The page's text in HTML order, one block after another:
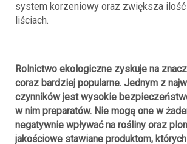
system korzeniowy oraz zwiększa
liściach.
Rolnictwo ekologiczne zyskuje na
coraz bardziej popularne. Jednym z
czynników jest wysokie
w nim preparatów. Nie mogą one w
negatywnie wpływać na rośliny oraz
jakościowe stawiane produktom,